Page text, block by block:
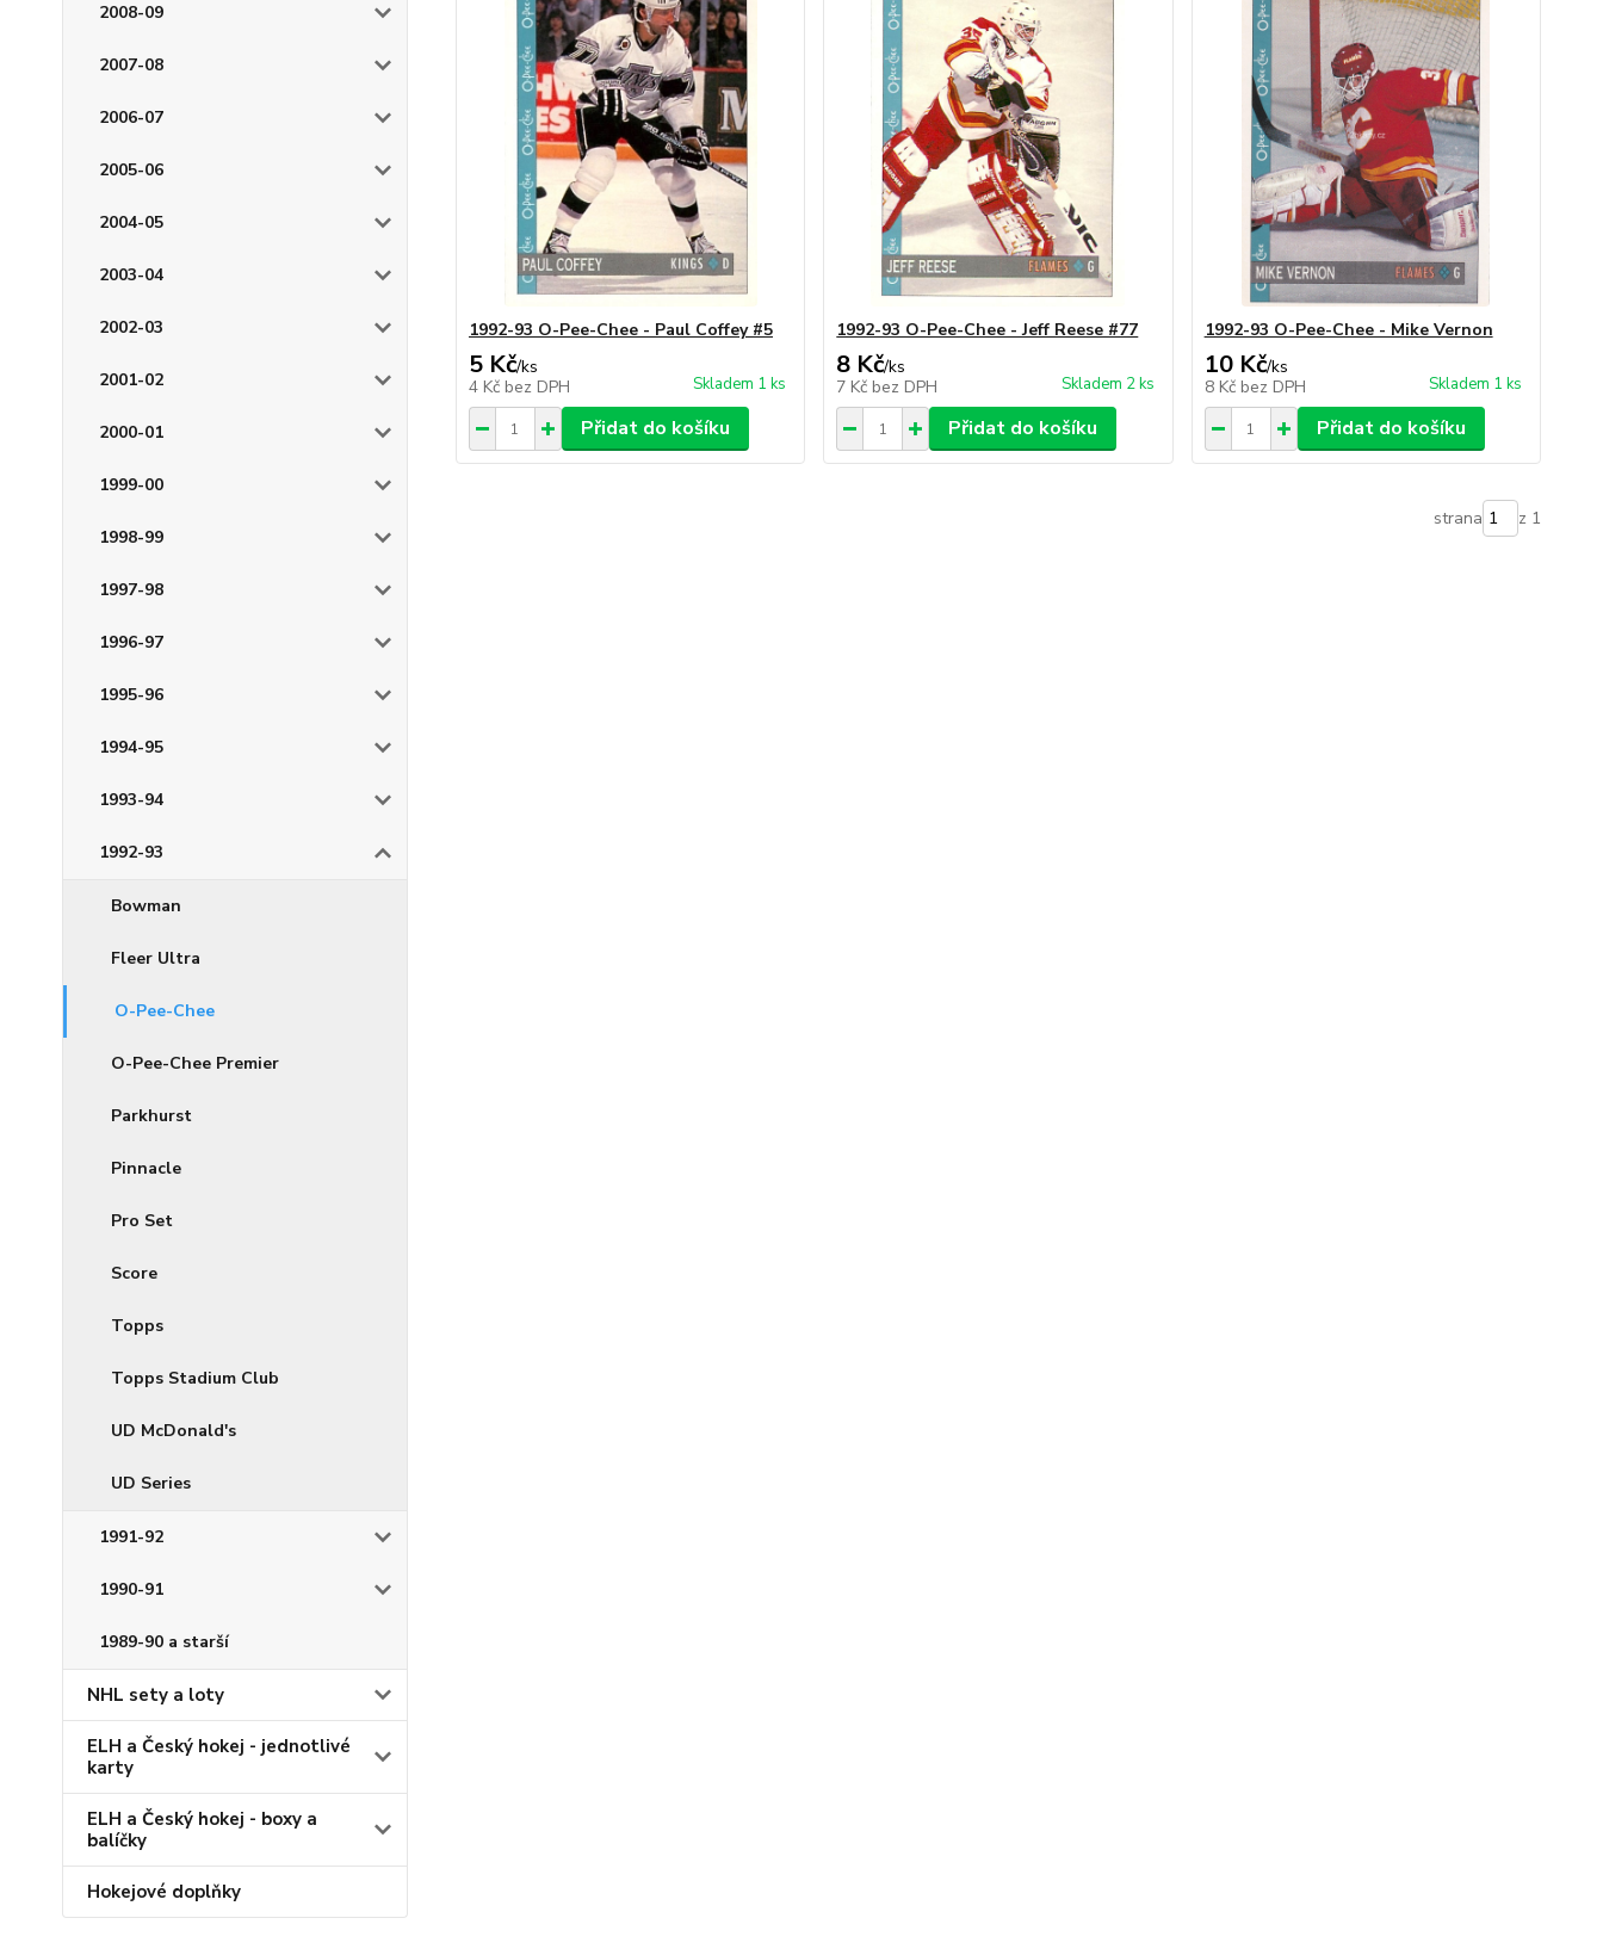
2008-09
2007-08
2006-07
2005-06
2004-05
2003-04
2002-03
2001-02
2000-01
1999-00
1998-99
1997-98
1996-97
1995-96
1994-95
1993-94
1992-93
Bowman
Fleer Ultra
O-Pee-Chee
O-Pee-Chee Premier
Parkhurst
Pinnacle
Pro Set
Score
Topps
Topps Stadium Club
UD McDonald's
UD Series
1991-92
1990-91
1989-90 a starší
NHL sety a loty
ELH a Český hokej - jednotlivé
karty
ELH a Český hokej - boxy a
balíčky
Hokejové doplňky
1992-93 O-Pee-Chee - Paul Coffey #5
5 Kč/ks
4 Kč bez DPH Skladem 1 ks
Přidat do košíku
1992-93 O-Pee-Chee - Jeff Reese #77
8 Kč/ks
7 Kč bez DPH Skladem 2 ks
Přidat do košíku
1992-93 O-Pee-Chee - Mike Vernon
10 Kč/ks
8 Kč bez DPH Skladem 1 ks
Přidat do košíku
strana z 1